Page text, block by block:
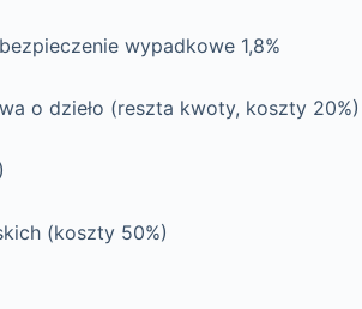
wypadkowe 1,8%
o dzieło (reszta kwoty, koszty 20%)
(koszty 50%)